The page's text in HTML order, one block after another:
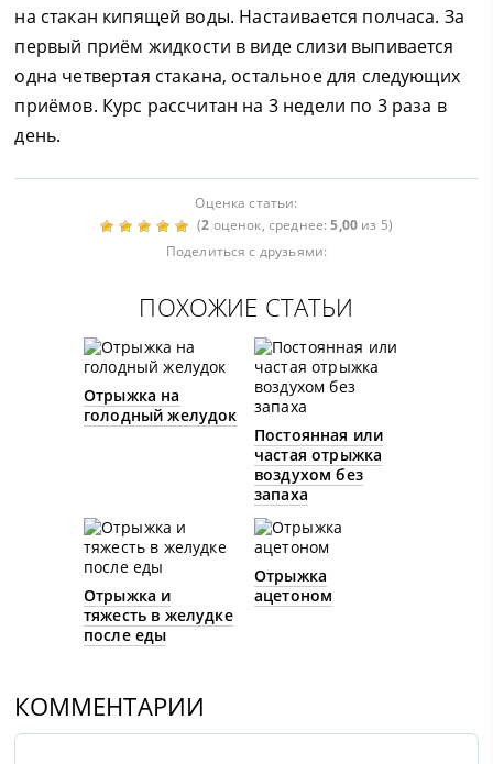
на стакан кипящей воды. Настаивается полчаса. За
первый приём жидкости в виде слизи выпивается
одна четвертая стакана, остальное для следующих
приёмов. Курс рассчитан на 3 недели по 3 раза в
день.
Оценка статьи:
(2 оценок, среднее:5,00 из 5)
Поделиться с друзьями:
ПОХОЖИЕ СТАТЬИ
Отрыжка на
голодный желудок
Постоянная или
частая отрыжка
воздухом без
запаха
Отрыжка и
тяжесть в желудке
после еды
Отрыжка
ацетоном
КОММЕНТАРИИ